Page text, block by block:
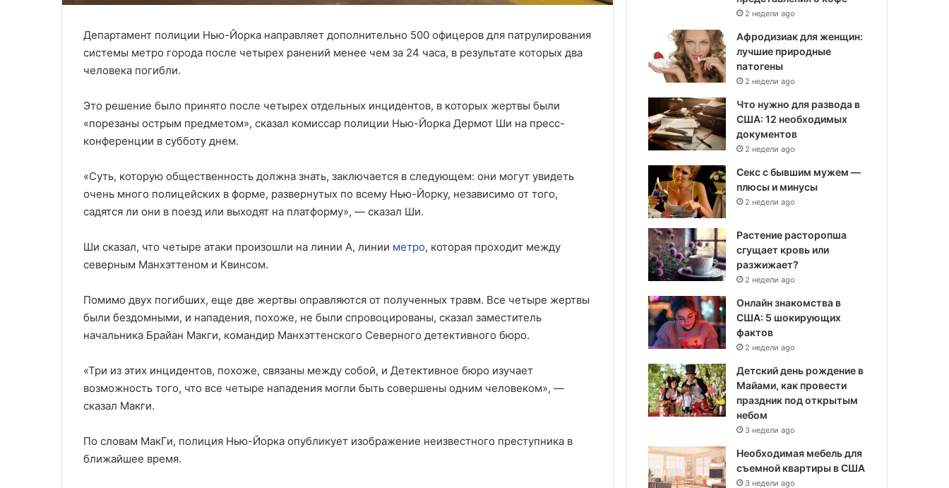
Департамент полиции Нью-Йорка направляет дополнительно 500 офицеров для патрулирования
системы метро города после четырех ранений менее чем за 24 часа, в результате которых два
человека погибли.
Это решение было принято после четырех отдельных инцидентов, в которых жертвы были
«порезаны острым предметом», сказал комиссар полиции Нью-Йорка Дермот Ши на пресс-
конференции в субботу днем.
«Суть, которую общественность должна знать, заключается в следующем: они могут увидеть
очень много полицейских в форме, развернутых по всему Нью-Йорку, независимо от того,
садятся ли они в поезд или выходят на платформу», — сказал Ши.
Ши сказал, что четыре атаки произошли на линии А, линии метро, ​​которая проходит между
северным Манхэттеном и Квинсом.
Помимо двух погибших, еще две жертвы оправляются от полученных травм. Все четыре жертвы
были бездомными, и нападения, похоже, не были спровоцированы, сказал заместитель
начальника Брайан Макги, командир Манхэттенского Северного детективного бюро.
«Три из этих инцидентов, похоже, связаны между собой, и Детективное бюро изучает
возможность того, что все четыре нападения могли быть совершены одним человеком», —
сказал Макги.
По словам МакГи, полиция Нью-Йорка опубликует изображение неизвестного преступника в
ближайшее время.
2 недели ago
Афродизиак для женщин:
лучшие природные
патогены
2 недели ago
Что нужно для развода в
США: 12 необходимых
документов
2 недели ago
Секс с бывшим мужем —
плюсы и минусы
2 недели ago
Растение расторопша
сгущает кровь или
разжижает?
2 недели ago
Онлайн знакомства в
США: 5 шокирующих
фактов
2 недели ago
Детский день рождение в
Майами, как провести
праздник под открытым
небом
3 недели ago
Необходимая мебель для
съемной квартиры в США
3 недели ago